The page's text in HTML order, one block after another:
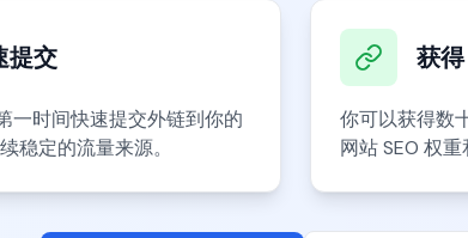
提交
一时间快速提交外链到你的
稳定的流量来源。
获
你可以获得数
网站 SEO 权重